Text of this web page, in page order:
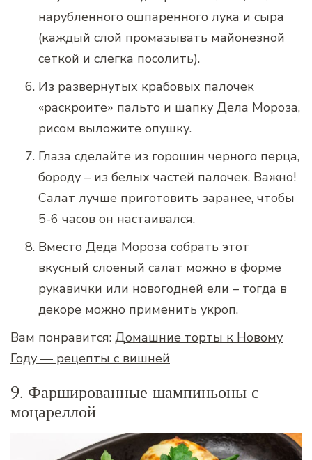
нарубленного ошпаренного лука и сыра
(каждый слой промазывать майонезной
сеткой и слегка посолить).
Из развернутых крабовых палочек
«раскроите» пальто и шапку Дела Мороза,
рисом выложите опушку.
Глаза сделайте из горошин черного перца,
бороду – из белых частей палочек. Важно!
Салат лучше приготовить заранее, чтобы
5-6 часов он настаивался.
Вместо Деда Мороза собрать этот
вкусный слоеный салат можно в форме
рукавички или новогодней ели – тогда в
декоре можно применить укроп.
Вам понравится: Домашние торты к Новому
Году — рецепты с вишней
9. Фаршированные шампиньоны с
моцареллой